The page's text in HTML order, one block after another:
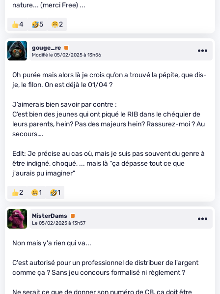
nature... (merci Free) ...
4 5 2
gouge_re Premium
Modifié le 05/02/2025 à 13h56
Oh purée mais alors là je crois qu’on a trouvé la pépite, que dis-
je, le filon. On est déjà le 01/04 ?
J’aimerais bien savoir par contre :
C’est bien des jeunes qui ont piqué le RIB dans le chéquier de
leurs parents, hein? Pas des majeurs hein? Rassurez-moi ? Au
secours….
Edit: Je précise au cas où, mais je suis pas souvent du genre à
être indigné, choqué, ... mais là "ça dépasse tout ce que
j'aurais pu imaginer"
2 1 1
MisterDams Premium
Le 05/02/2025 à 13h57
Non mais y'a rien qui va...
C'est autorisé pour un professionnel de distribuer de l'argent
comme ça ? Sans jeu concours formalisé ni règlement ?
Ne serait ce que de donner son numéro de CB, ça doit être